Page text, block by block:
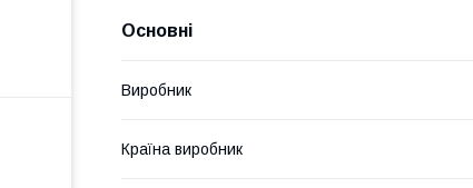
Основні
Виробник
Країна виробник